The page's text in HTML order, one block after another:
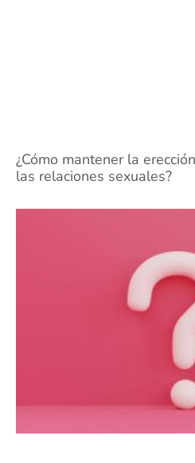
¿Cómo mantener la
las relaciones sexuales?